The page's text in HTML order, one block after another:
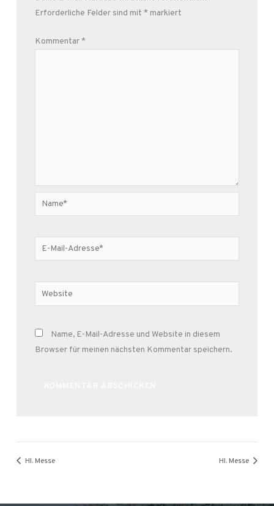
Erforderliche Felder sind mit * markiert
Kommentar*
Name*
E-
Mail-
Website
Name, E-Mail-Adresse und Website in diesem
Browser für meinen nächsten Kommentar speichern.
Hl. Messe Hl. Messe